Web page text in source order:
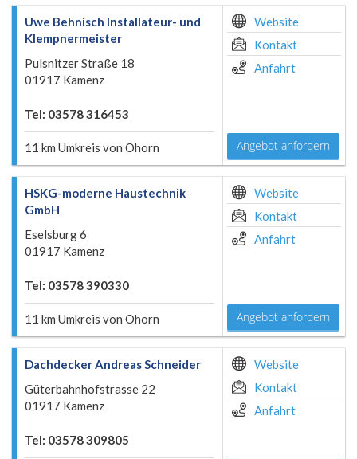
Uwe Behnisch Installateur- und
Klempnermeister
Pulsnitzer Straße 18
01917 Kamenz
Tel: 03578 316453
11 km Umkreis von Ohorn
Website
Kontakt
Anfahrt
Angebot anfordern
HSKG-moderne Haustechnik
GmbH
Eselsburg 6
01917 Kamenz
Tel: 03578 390330
11 km Umkreis von Ohorn
Website
Kontakt
Anfahrt
Angebot anfordern
Dachdecker Andreas Schneider
Güterbahnhofstrasse 22
01917 Kamenz
Tel: 03578 309805
Website
Kontakt
Anfahrt